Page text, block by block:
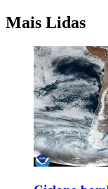
Mais Lidas